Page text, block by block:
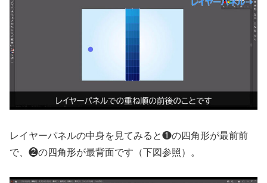
レイヤーパネルの中身を見てみると❶の四角形が最前前
で、❷の四角形が最背面です（下図参照）。